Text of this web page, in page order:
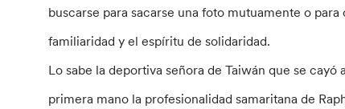
buscarse para sacarse una foto mutuamente o
familiaridad y el espíritu de solidaridad.
Lo sabe la deportiva señora de Taiwán que se
primera mano la profesionalidad samaritana de